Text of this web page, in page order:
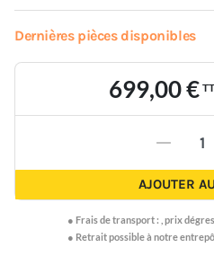
Dernières pièces disponibles
699,00 €
-
AJOUTER
● Frais de transport : prix
● Retrait possible à notre